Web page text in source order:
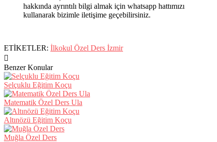
hakkında ayrıntılı bilgi almak için whatsapp hattımızı
kullanarak bizimle iletişime geçebilirsiniz.
ETİKETLER: İlkokul Özel Ders İzmir
Benzer Konular
Selçuklu Eğitim Koçu
Matematik Özel Ders Ula
Altınözü Eğitim Koçu
Muğla Özel Ders